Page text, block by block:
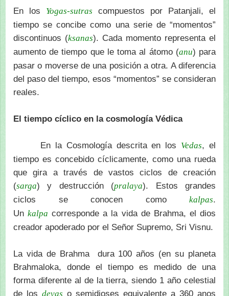
En los Yogas-sutras compuestos por Patanjali, el
tiempo se concibe como una serie de “momentos”
discontinuos (ksanas). Cada momento representa el
aumento de tiempo que le toma al átomo (anu) para
pasar o moverse de una posición a otra. A diferencia
del paso del tiempo, esos “momentos” se consideran
reales.
El tiempo cíclico en la cosmología Védica
En la Cosmología descrita en los Vedas, el
tiempo es concebido cíclicamente, como una rueda
que gira a través de vastos ciclos de creación
(sarga) y destrucción (pralaya). Estos grandes
ciclos se conocen como kalpas.
Unkalpa corresponde a la vida de Brahma, el dios
creador apoderado por el Señor Supremo, Sri Visnu.
La vida de Brahma dura 100 años (en su planeta
Brahmaloka, donde el tiempo es medido de una
forma diferente al de la tierra, siendo 1 año celestial
de los devas o semidioses equivalente a 360 anos